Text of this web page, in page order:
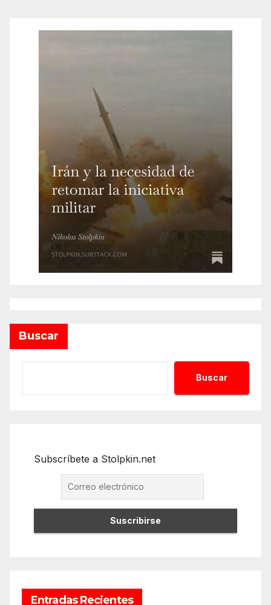
Buscar
Buscar
Subscríbete a Stolpkin.net
Entradas Recientes